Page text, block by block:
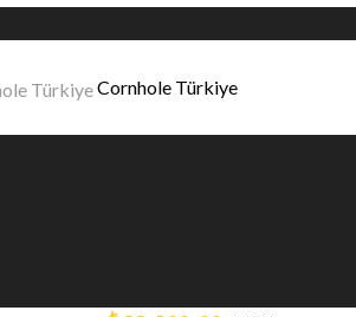
Cornhole Türkiye